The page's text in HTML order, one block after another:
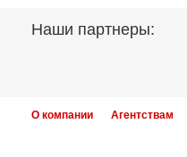
Наши партнеры:
О компании Агентствам